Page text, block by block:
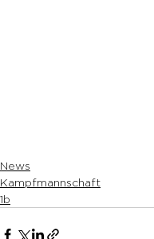
News
Kampfmannschaft
1b